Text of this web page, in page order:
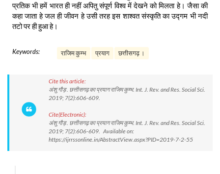
प्रतिक भी हमें भारत ही नहीं अपितु संपूर्ण विश्व में देखने को मिलता हे। जैसा की
कहा जाता हे जल ही जीवन हे उसी तरह इस शाश्वत संस्कृति का उद्गम भी नदी
तटो पर ही हुआ हे।
Keywords: राजिम कुम्भ प्रयाग छत्तीसगढ़ ।
Cite this article:
अंशु गौड़ . छत्तीसगढ़ का प्रयाग राजिम कुम्भ. Int. J. Rev. and Res. Social Sci.
2019; 7(2):606-609.
Cite(Electronic):
अंशु गौड़ . छत्तीसगढ़ का प्रयाग राजिम कुम्भ. Int. J. Rev. and Res. Social Sci.
2019; 7(2):606-609. Available on:
https://ijrrssonline.in/AbstractView.aspx?PID=2019-7-2-55